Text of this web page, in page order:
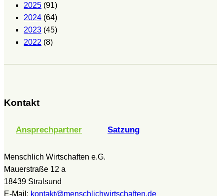
2025 (91)
2024 (64)
2023 (45)
2022 (8)
Kontakt
Ansprechpartner Satzung
Menschlich Wirtschaften e.G.
Mauerstraße 12 a
18439 Stralsund
E-Mail: kontakt@menschlichwirtschaften.de